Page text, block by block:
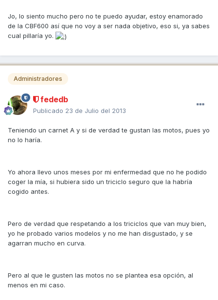
Jo, lo siento mucho pero no te puedo ayudar, estoy enamorado
de la CBF600 así que no voy a ser nada objetivo, eso si, ya sabes
cual pillaría yo.
Administradores
fededb
Publicado 23 de Julio del 2013
Teniendo un carnet A y si de verdad te gustan las motos, pues yo
no lo haría.
Yo ahora llevo unos meses por mi enfermedad que no he podido
coger la mía, si hubiera sido un triciclo seguro que la habría
cogido antes.
Pero de verdad que respetando a los triciclos que van muy bien,
yo he probado varios modelos y no me han disgustado, y se
agarran mucho en curva.
Pero al que le gusten las motos no se plantea esa opción, al
menos en mi caso.